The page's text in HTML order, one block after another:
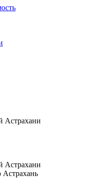
Астрахани
Астрахани
Астрахань